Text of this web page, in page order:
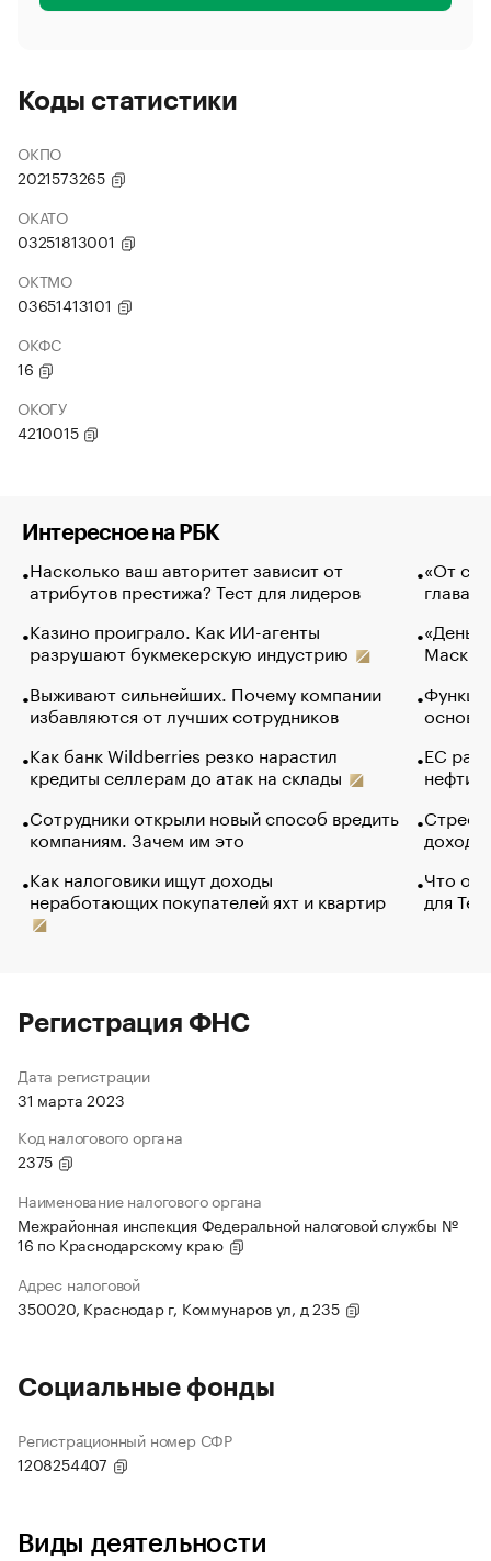
Коды статистики
ОКПО
2021573265
ОКАТО
03251813001
ОКТМО
03651413101
ОКФС
16
ОКОГУ
4210015
Интересное на РБК
Насколько ваш авторитет зависит от
атрибутов престижа? Тест для лидеров
Казино проиграло. Как ИИ-агенты
разрушают букмекерскую индустрию
Выживают сильнейших. Почему компании
избавляются от лучших сотрудников
Как банк Wildberries резко нарастил
кредиты селлерам до атак на склады
Сотрудники открыли новый способ вредить
компаниям. Зачем им это
Как налоговики ищут доходы
неработающих покупателей яхт и квартир
«От
глава
Маск в
основ
ЕС
нефти
Что
для
Регистрация ФНС
Дата регистрации
31 марта 2023
Код налогового органа
2375
Наименование налогового органа
Межрайонная инспекция Федеральной налоговой службы №
16 по Краснодарскому краю
Адрес налоговой
350020, Краснодар г, Коммунаров ул, д 235
Социальные фонды
Регистрационный номер СФР
1208254407
Виды деятельности